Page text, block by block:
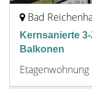
Bad
Kernsanierte
Balkonen
Etagenwohnung